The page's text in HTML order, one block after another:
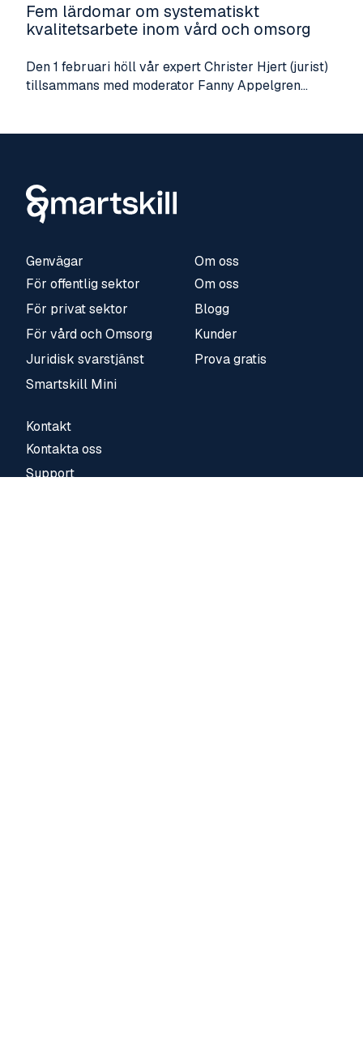
Fem lärdomar om systematiskt
kvalitetsarbete inom vård och omsorg
Den 1 februari höll vår expert Christer Hjert (jurist)
tillsammans med moderator Fanny Appelgren...
Genvägar
För offentlig sektor
För privat sektor
För vård och Omsorg
Juridisk svarstjänst
Smartskill Mini
Om oss
Om oss
Blogg
Kunder
Prova gratis
Kontakt
Kontakta oss
Support